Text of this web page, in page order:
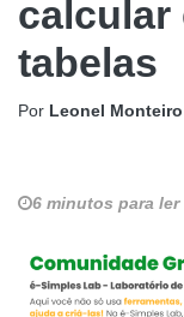
calcular
tabelas
Por Leonel Monteiro
6 minutos para ler